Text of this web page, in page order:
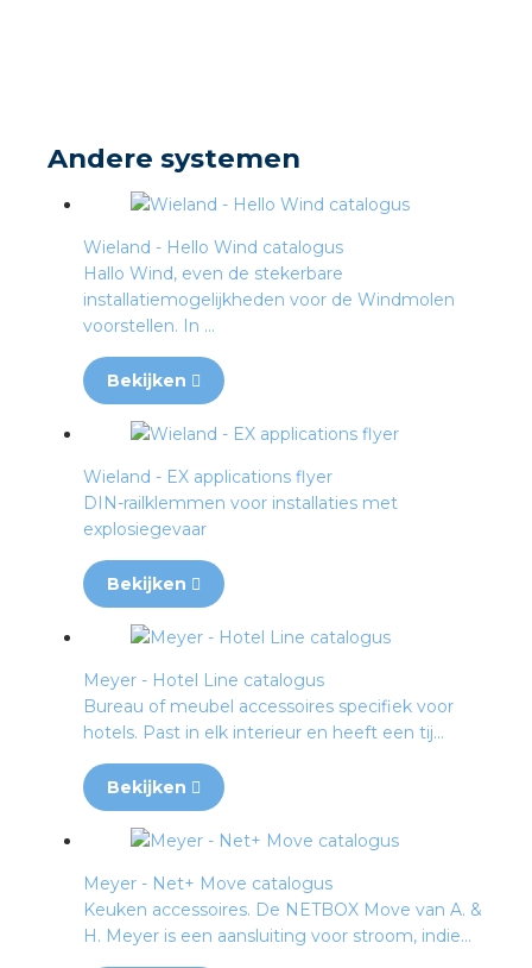
Andere systemen
Wieland - Hello Wind catalogus
Hallo Wind, even de stekerbare
installatiemogelijkheden voor de Windmolen
voorstellen. In ...
Bekijken
Wieland - EX applications flyer
DIN-railklemmen voor installaties met
explosiegevaar
Bekijken
Meyer - Hotel Line catalogus
Bureau of meubel accessoires specifiek voor
hotels. Past in elk interieur en heeft een tij...
Bekijken
Meyer - Net+ Move catalogus
Keuken accessoires. De NETBOX Move van A. &
H. Meyer is een aansluiting voor stroom, indie...
waarde